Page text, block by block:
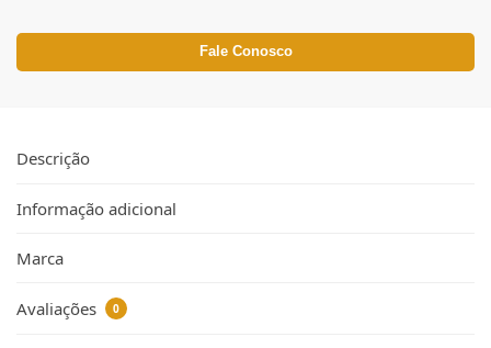
Fale Conosco
Descrição
Informação adicional
Marca
Avaliações 0